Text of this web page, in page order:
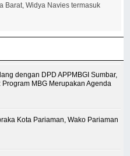
Barat, Widya Navies termasuk
dengan DPD APPMBGI Sumbar,
MBG Merupakan Agenda
Kota Pariaman, Wako Pariaman